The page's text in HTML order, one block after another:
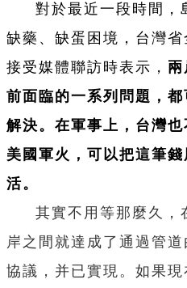
對於最近一段時間，
缺藥、缺蛋困境，台灣
接受媒體聯訪時表示，
前面臨的一系列問題，
解決。在軍事上，台灣
美國軍火，可以把這筆
活。
其實不用等那麼久，
岸之間就達成了通過管
協議，并已實現。如果